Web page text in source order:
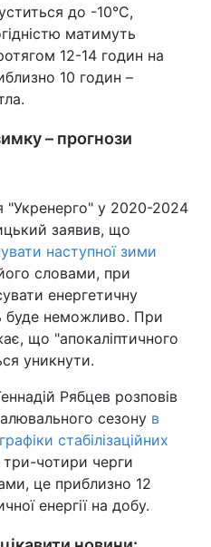
до -10°C,
матимуть
12-14 годин на
10 годин –
– прогнози
"Укренерго" у 2020-2024
заявив, що
наступної зими
словами, при
енергетичну
буде неможливо. При
що "апокаліптичного
уникнути.
Рябцев розповів
сезону в
стабілізаційних
три-чотири черги
це приблизно 12
енергії на добу.